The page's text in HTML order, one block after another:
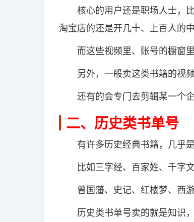
核心的用户还是职场人士，比
淘宝店的还是开几十、上百人的中
而这些视频里、账号的橱窗里
另外，一般卖这类书籍的视频
还有的会专门去剪辑某一个企
二、历史类书单号
有许多历史经典书籍，几乎是
比如三字经、百家姓、千字文
曾国藩、史记、红楼梦、西游
历史类书单号卖的就是知识，